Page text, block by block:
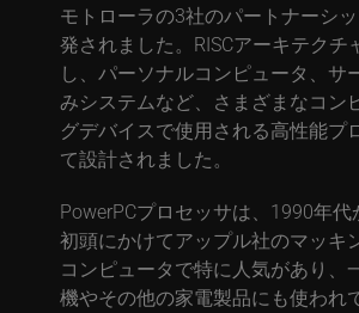
モトローラの3社のパートナーシ
発されました。RISCアーキテクチ
し、パーソナルコンピュータ、サ
みシステムなど、さまざまなコン
グデバイスで使用される高性能プ
て設計されました。
PowerPCプロセッサは、1990年
初頭にかけてアップル社のマッキ
コンピュータで特に人気があり、
機やその他の家電製品にも使われ